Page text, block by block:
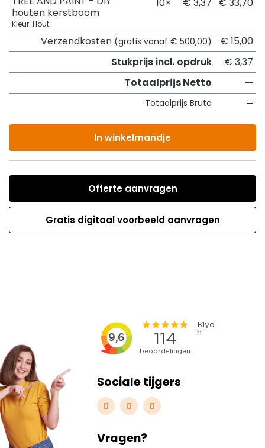
houten kerstboom
Kleur: Hout
Verzendkosten (gratis vanaf € 500,00)
€ 15,00
Stukprijs incl. opdruk
€ 3,37
Totaalprijs Netto
—
Totaalprijs Bruto —
In winkelmandje
Offerte aanvragen
Gratis digitaal voorbeeld aanvragen
Sociale tijgers
Vragen?